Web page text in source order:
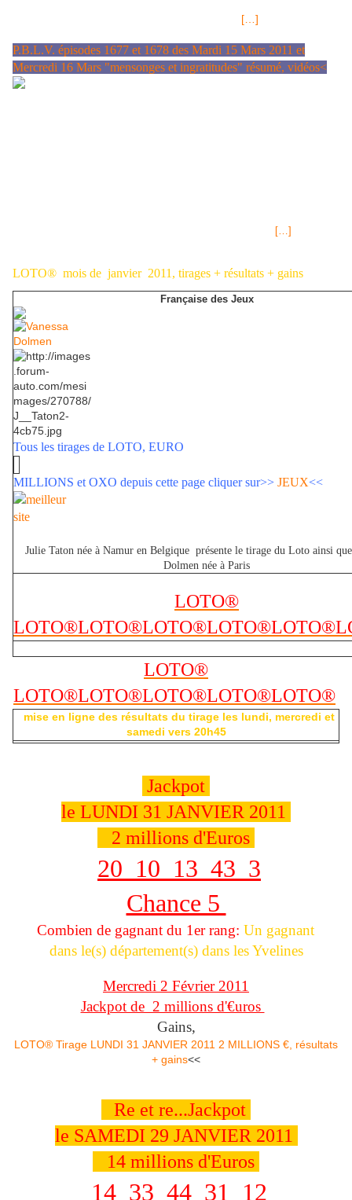
[…]
P.B.L.V. épisodes 1677 et 1678 des Mardi 15 Mars 2011 et
Mercredi 16 Mars "mensonges et ingratitudes" résumé, vidéos<
[…]
LOTO® mois de janvier 2011, tirages + résultats + gains
Française des Jeux
Tous les tirages de LOTO, EURO
MILLIONS et OXO depuis cette page cliquer sur>> JEUX<<
Julie Taton née à Namur en Belgique présente le tirage du Loto ainsi que
Dolmen née à Paris
LOTO®
LOTO®LOTO®LOTO®LOTO®LOTO®
LOTO®
LOTO®LOTO®LOTO®LOTO®LOTO®
mise en ligne des résultats du tirage les lundi, mercredi et
samedi vers 20h45
Jackpot
le LUNDI 31 JANVIER 2011
2 millions d'Euros
20 10 13 43 3
Chance 5
Combien de gagnant du 1er rang: Un gagnant
dans le(s) département(s) dans les Yvelines
Mercredi 2 Février 2011
Jackpot de 2 millions d'€uros
Gains,
LOTO® Tirage LUNDI 31 JANVIER 2011 2 MILLIONS €, résultats
+ gains<<
Re et re...Jackpot
le SAMEDI 29 JANVIER 2011
14 millions d'Euros
14 33 44 31 12